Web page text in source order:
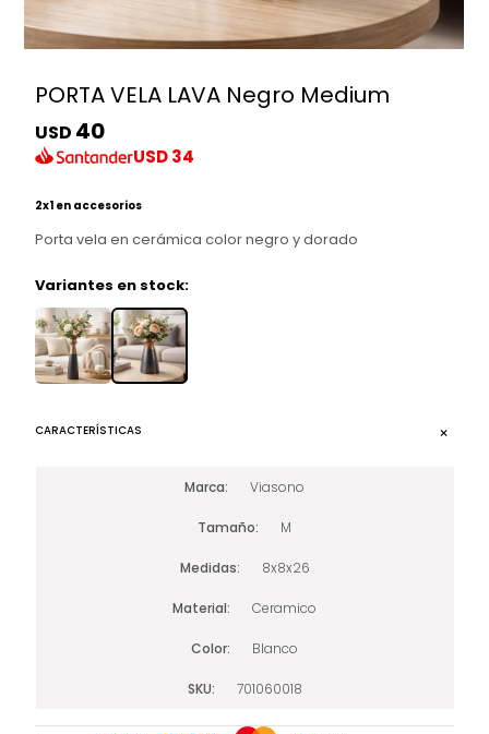
PORTA VELA LAVA Negro Medium
USD 40
USD34
2x1 en accesorios
Porta vela en cerámica color negro y dorado
Variantes en stock:
CARACTERÍSTICAS
Marca Viasono
Tamaño M
Medidas 8x8x26
Material Ceramico
Color Blanco
SKU 701060018